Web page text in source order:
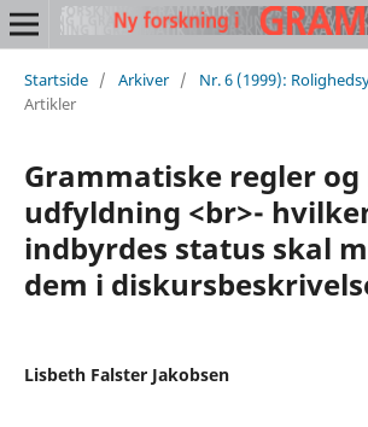
Startside / Arkiver / Nr. 6 (1999):
Artikler
Grammatiske regler
udfyldning <br>-
indbyrdes status skal
dem i
Lisbeth Falster Jakobsen